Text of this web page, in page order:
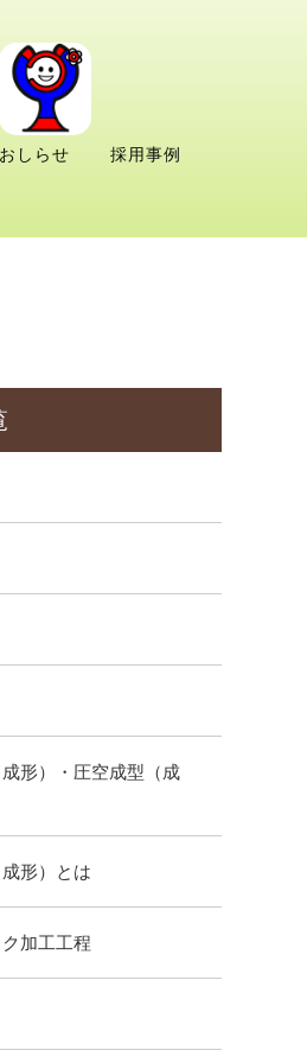
おしらせ
採用事例
形）・圧空成型（成
形）とは
加工工程